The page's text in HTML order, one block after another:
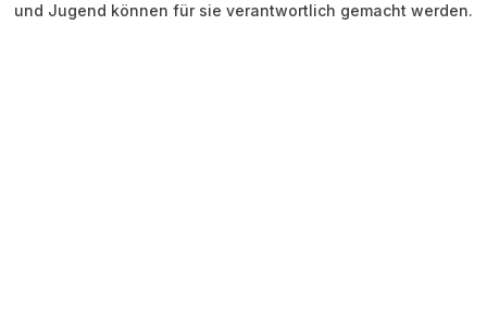
und Jugend können für sie verantwortlich gemacht werden.